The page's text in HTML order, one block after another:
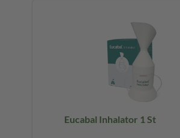
Eucabal Inhalator 1 St